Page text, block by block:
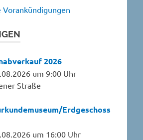
2026
um 9:00 Uhr
Straße
Erdgeschoss
um 16:00 Uhr